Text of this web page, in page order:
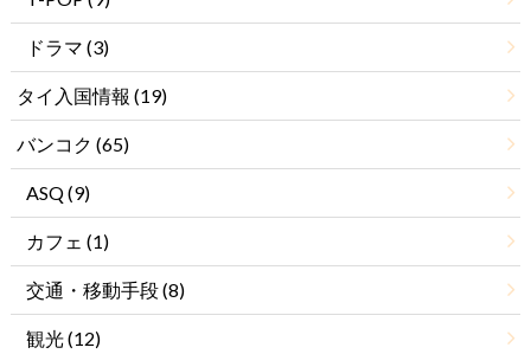
ドラマ (3)
タイ入国情報 (19)
バンコク (65)
ASQ(9)
カフェ (1)
交通・移動手段(8)
観光(12)